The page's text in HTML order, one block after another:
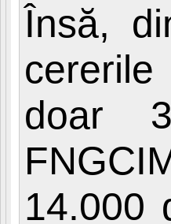
Însă,
doar
14.000